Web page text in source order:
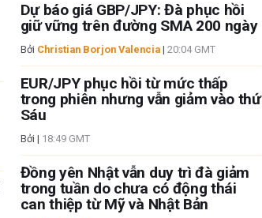
Dự báo giá GBP/JPY: Đà phục hồi
giữ vững trên đường SMA 200 ngày
Bởi Christian Borjon Valencia| 20:04 GMT
EUR/JPY phục hồi từ mức thấp
trong phiên nhưng vẫn giảm vào thứ
Sáu
Bởi | 18:49 GMT
Đồng yên Nhật vẫn duy trì đà giảm
trong tuần do chưa có động thái
can thiệp từ Mỹ và Nhật Bản